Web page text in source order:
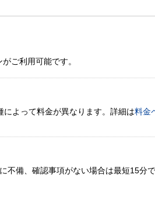
ご利用可能です。
よって料金が異なります。詳細は料金
不備、確認事項がない場合は最短15分